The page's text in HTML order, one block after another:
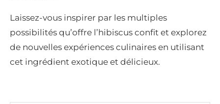
Laissez-vous inspirer par les multiples
possibilités qu’offre l’hibiscus confit et explorez
de nouvelles expériences culinaires en utilisant
cet ingrédient exotique et délicieux.